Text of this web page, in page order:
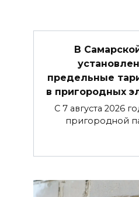
В
предельные
в пригородных
С 7 августа 2026
пригородной